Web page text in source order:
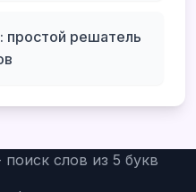
простой решатель
слов из 5 букв